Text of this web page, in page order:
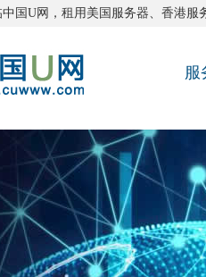
国U网，租用美国服务器、 香港服
服